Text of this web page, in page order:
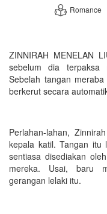
Romance
ZINNIRAH MENELAN
sebelum dia terpaksa
Sebelah tangan
berkerut secara
Perlahan-lahan,
kepala katil. Tangan
sentiasa disediakan
mereka. Usai, baru
gerangan lelaki itu.